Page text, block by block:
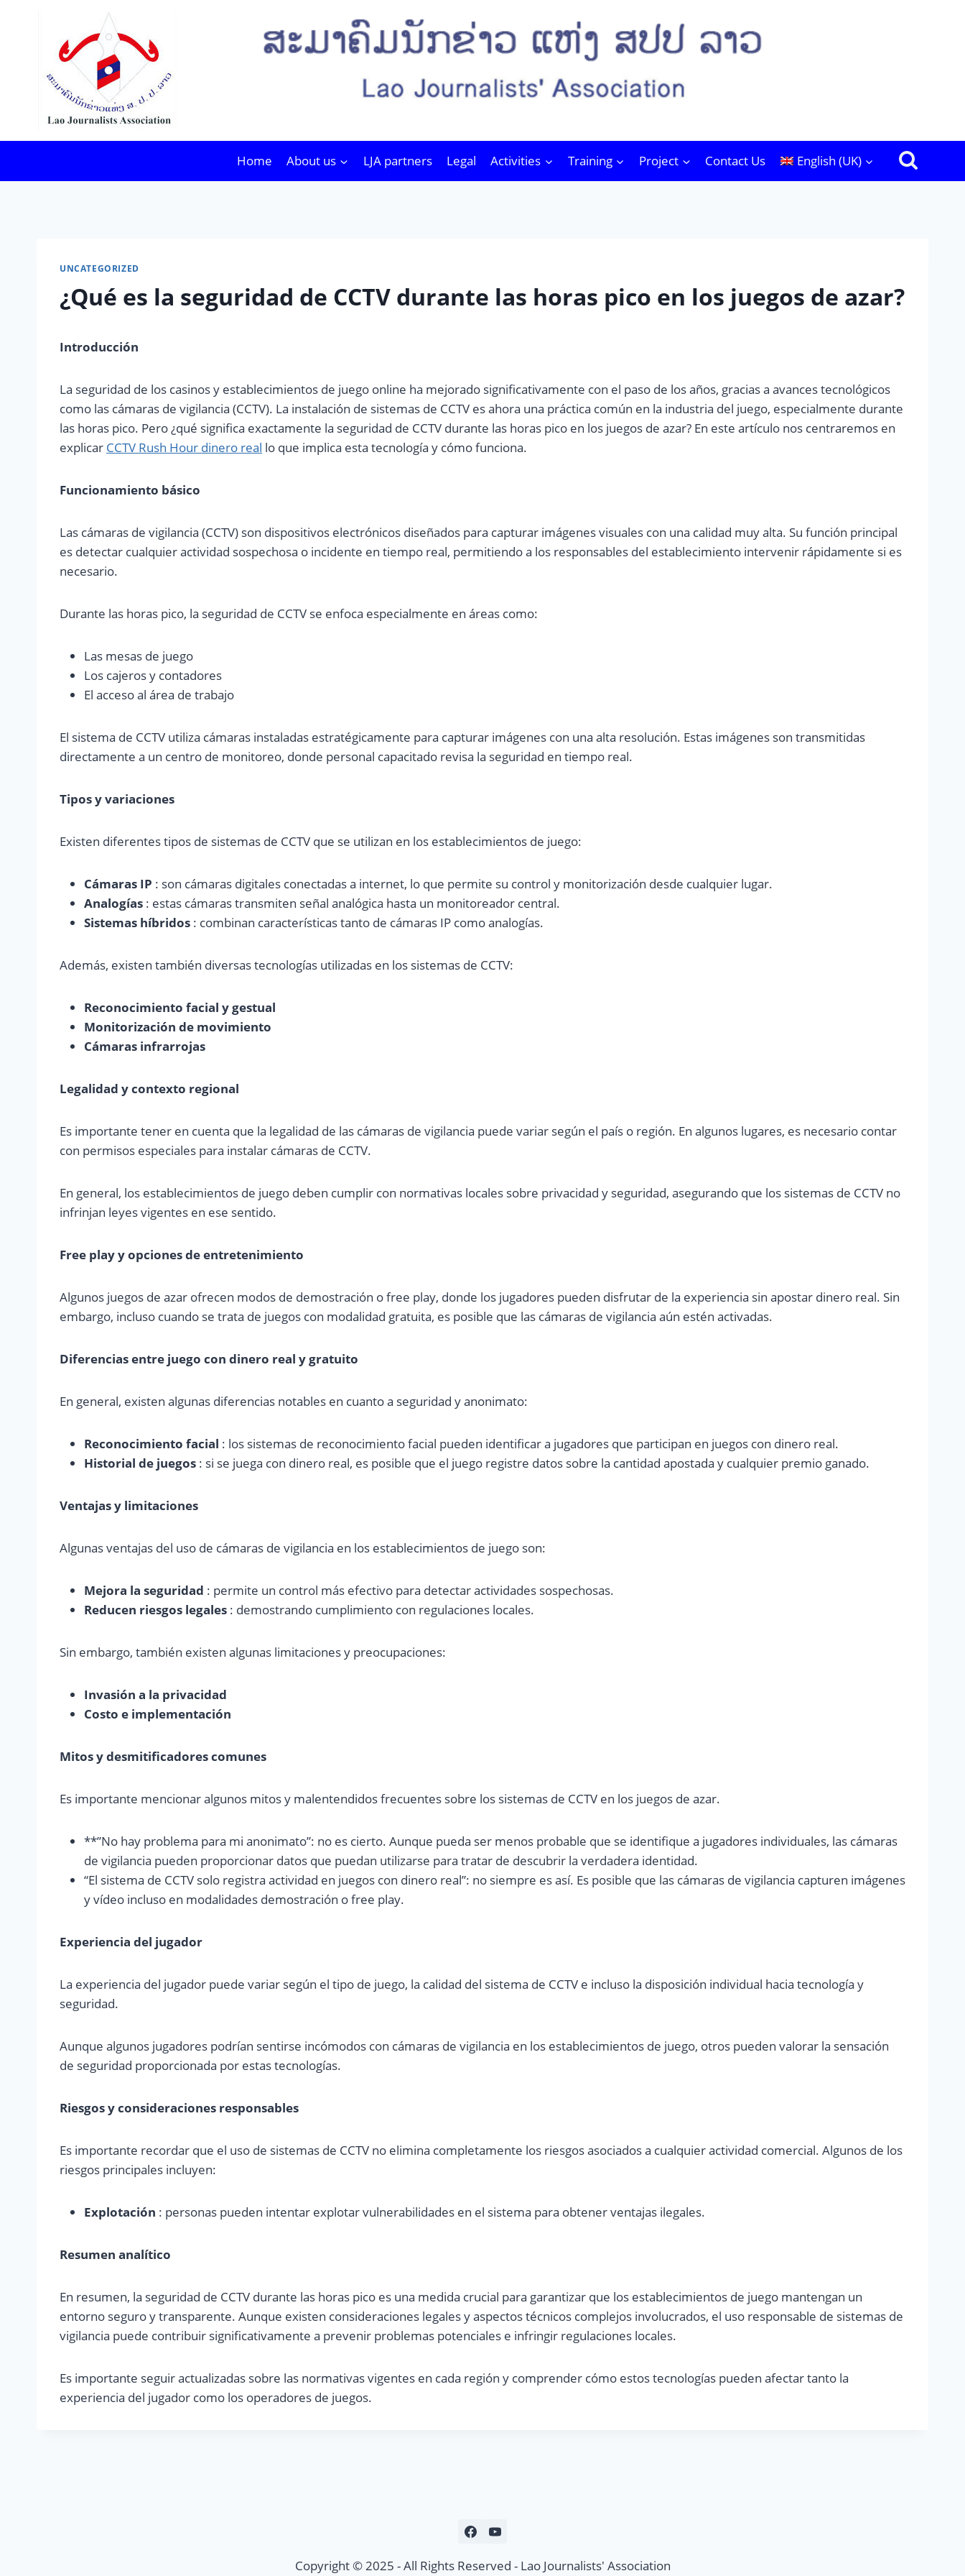
Home About us LJA partners Legal Activities Training Project Contact Us English (UK)
UNCATEGORIZED
¿Qué es la seguridad de CCTV durante las horas pico en los juegos de azar?
Introducción
La seguridad de los casinos y establecimientos de juego online ha mejorado significativamente con el paso de los años, gracias a avances tecnológicos
como las cámaras de vigilancia (CCTV). La instalación de sistemas de CCTV es ahora una práctica común en la industria del juego, especialmente durante
las horas pico. Pero ¿qué significa exactamente la seguridad de CCTV durante las horas pico en los juegos de azar? En este artículo nos centraremos en
explicar CCTV Rush Hour dinero real lo que implica esta tecnología y cómo funciona.
Funcionamiento básico
Las cámaras de vigilancia (CCTV) son dispositivos electrónicos diseñados para capturar imágenes visuales con una calidad muy alta. Su función principal
es detectar cualquier actividad sospechosa o incidente en tiempo real, permitiendo a los responsables del establecimiento intervenir rápidamente si es
necesario.
Durante las horas pico, la seguridad de CCTV se enfoca especialmente en áreas como:
Las mesas de juego
Los cajeros y contadores
El acceso al área de trabajo
El sistema de CCTV utiliza cámaras instaladas estratégicamente para capturar imágenes con una alta resolución. Estas imágenes son transmitidas
directamente a un centro de monitoreo, donde personal capacitado revisa la seguridad en tiempo real.
Tipos y variaciones
Existen diferentes tipos de sistemas de CCTV que se utilizan en los establecimientos de juego:
Cámaras IP : son cámaras digitales conectadas a internet, lo que permite su control y monitorización desde cualquier lugar.
Analogías : estas cámaras transmiten señal analógica hasta un monitoreador central.
Sistemas híbridos : combinan características tanto de cámaras IP como analogías.
Además, existen también diversas tecnologías utilizadas en los sistemas de CCTV:
Reconocimiento facial y gestual
Monitorización de movimiento
Cámaras infrarrojas
Legalidad y contexto regional
Es importante tener en cuenta que la legalidad de las cámaras de vigilancia puede variar según el país o región. En algunos lugares, es necesario contar
con permisos especiales para instalar cámaras de CCTV.
En general, los establecimientos de juego deben cumplir con normativas locales sobre privacidad y seguridad, asegurando que los sistemas de CCTV no
infrinjan leyes vigentes en ese sentido.
Free play y opciones de entretenimiento
Algunos juegos de azar ofrecen modos de demostración o free play, donde los jugadores pueden disfrutar de la experiencia sin apostar dinero real. Sin
embargo, incluso cuando se trata de juegos con modalidad gratuita, es posible que las cámaras de vigilancia aún estén activadas.
Diferencias entre juego con dinero real y gratuito
En general, existen algunas diferencias notables en cuanto a seguridad y anonimato:
Reconocimiento facial : los sistemas de reconocimiento facial pueden identificar a jugadores que participan en juegos con dinero real.
Historial de juegos : si se juega con dinero real, es posible que el juego registre datos sobre la cantidad apostada y cualquier premio ganado.
Ventajas y limitaciones
Algunas ventajas del uso de cámaras de vigilancia en los establecimientos de juego son:
Mejora la seguridad : permite un control más efectivo para detectar actividades sospechosas.
Reducen riesgos legales : demostrando cumplimiento con regulaciones locales.
Sin embargo, también existen algunas limitaciones y preocupaciones:
Invasión a la privacidad
Costo e implementación
Mitos y desmitificadores comunes
Es importante mencionar algunos mitos y malentendidos frecuentes sobre los sistemas de CCTV en los juegos de azar.
**”No hay problema para mi anonimato”: no es cierto. Aunque pueda ser menos probable que se identifique a jugadores individuales, las cámaras
de vigilancia pueden proporcionar datos que puedan utilizarse para tratar de descubrir la verdadera identidad.
“El sistema de CCTV solo registra actividad en juegos con dinero real”: no siempre es así. Es posible que las cámaras de vigilancia capturen imágenes
y vídeo incluso en modalidades demostración o free play.
Experiencia del jugador
La experiencia del jugador puede variar según el tipo de juego, la calidad del sistema de CCTV e incluso la disposición individual hacia tecnología y
seguridad.
Aunque algunos jugadores podrían sentirse incómodos con cámaras de vigilancia en los establecimientos de juego, otros pueden valorar la sensación
de seguridad proporcionada por estas tecnologías.
Riesgos y consideraciones responsables
Es importante recordar que el uso de sistemas de CCTV no elimina completamente los riesgos asociados a cualquier actividad comercial. Algunos de los
riesgos principales incluyen:
Explotación : personas pueden intentar explotar vulnerabilidades en el sistema para obtener ventajas ilegales.
Resumen analítico
En resumen, la seguridad de CCTV durante las horas pico es una medida crucial para garantizar que los establecimientos de juego mantengan un
entorno seguro y transparente. Aunque existen consideraciones legales y aspectos técnicos complejos involucrados, el uso responsable de sistemas de
vigilancia puede contribuir significativamente a prevenir problemas potenciales e infringir regulaciones locales.
Es importante seguir actualizadas sobre las normativas vigentes en cada región y comprender cómo estos tecnologías pueden afectar tanto la
experiencia del jugador como los operadores de juegos.
Copyright © 2025 - All Rights Reserved - Lao Journalists' Association